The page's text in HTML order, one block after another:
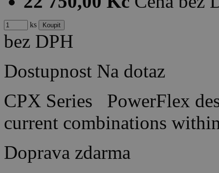
ks
bez DPH
Dostupnost Na dotaz
CPX Series PowerFlex
current combinations
Doprava zdarma